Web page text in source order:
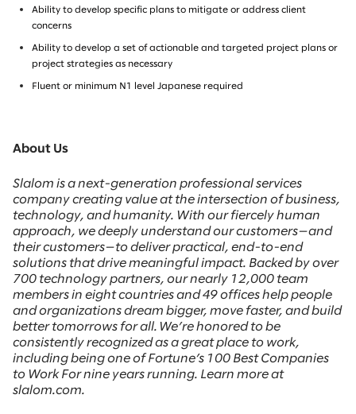
Ability to develop specific plans to mitigate or address client
concerns
Ability to develop a set of actionable and targeted project plans or
project strategies as necessary
Fluent or minimum N1 level Japanese required
About Us
Slalom is a next-generation professional services
company creating value at the intersection of business,
technology, and humanity. With our fiercely human
approach, we deeply understand our customers—and
their customers—to deliver practical, end-to-end
solutions that drive meaningful impact. Backed by over
700 technology partners, our nearly 12,000 team
members in eight countries and 49 offices help people
and organizations dream bigger, move faster, and build
better tomorrows for all. We’re honored to be
consistently recognized as a great place to work,
including being one of Fortune’s 100 Best Companies
to Work For nine years running. Learn more at
slalom.com.